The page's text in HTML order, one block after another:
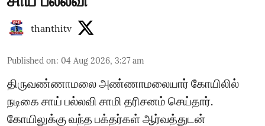
thanthitv
Published on: 04 Aug 2026, 3:27 am
திருவண்ணாமலை அண்ணாமலையார் கோயிலில்
நடிகை சாய் பல்லவி சாமி தரிசனம் செய்தார்.
கோயிலுக்கு வந்த பக்தர்கள் ஆர்வத்துடன்